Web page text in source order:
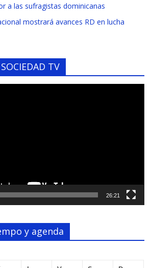
a las sufragistas dominicanas
mostrará avances RD en lucha
TV
26:21
y agenda